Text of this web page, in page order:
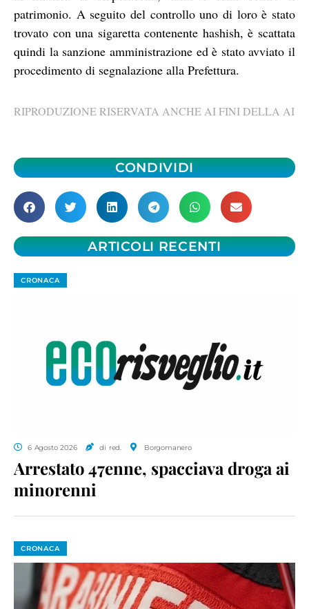
patrimonio. A seguito del controllo uno di loro è stato
trovato con una sigaretta contenente hashish, è scattata
quindi la sanzione amministrazione ed è stato avviato il
procedimento di segnalazione alla Prefettura.
RIPRODUZIONE RISERVATA ANCHE AI FINI DELLA AI
CONDIVIDI
ARTICOLI RECENTI
CRONACA
6 Agosto 2026 di red. Borgomanero
Arrestato 47enne, spacciava droga ai
minorenni
CRONACA